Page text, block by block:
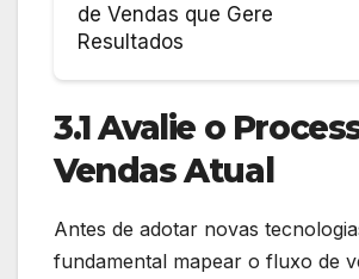
de Vendas que Gere
Resultados
3.1 Avalie o
Vendas Atual
Antes de adotar novas
fundamental mapear o fluxo de